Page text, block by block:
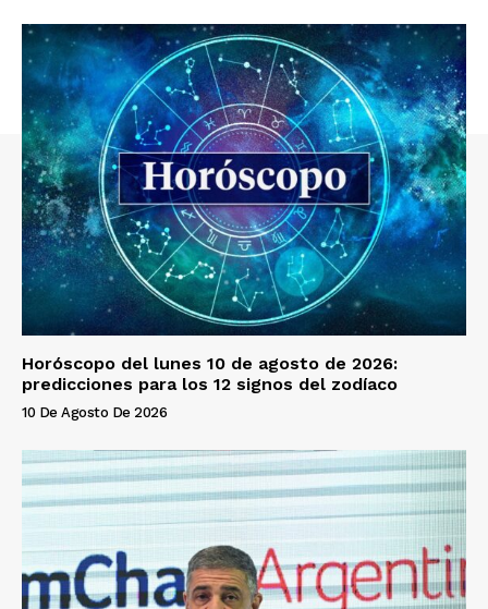
Horóscopo del lunes 10 de agosto de 2026:
predicciones para los 12 signos del zodíaco
10 De Agosto De 2026